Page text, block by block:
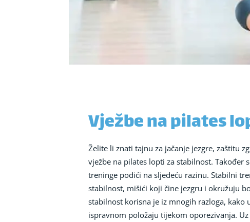
Vježbe na pilates
Želite li znati tajnu za jačanje jezgre, zaštitu
vježbe na pilates lopti za stabilnost. Također
treninge podići na sljedeću razinu. Stabilni
stabilnost, mišići koji čine jezgru i okružuju
stabilnost korisna je iz mnogih razloga,
ispravnom položaju tijekom oporezivanja.